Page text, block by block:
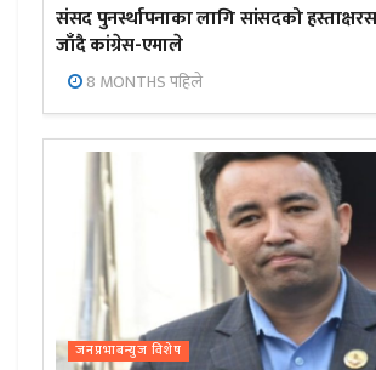
संसद पुनर्स्थापनाका लागि सांसदको
जाँदै कांग्रेस-एमाले
8 MONTHS पहिले
जनप्रभाबन्युज विशेष